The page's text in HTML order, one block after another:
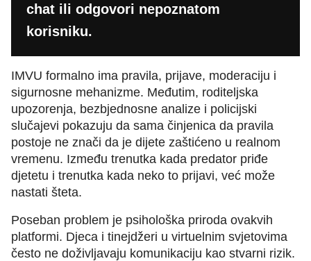
chat ili odgovori nepoznatom
korisniku.
IMVU formalno ima pravila, prijave, moderaciju i
sigurnosne mehanizme. Međutim, roditeljska
upozorenja, bezbjednosne analize i policijski
slučajevi pokazuju da sama činjenica da pravila
postoje ne znači da je dijete zaštićeno u realnom
vremenu. Između trenutka kada predator priđe
djetetu i trenutka kada neko to prijavi, već može
nastati šteta.
Poseban problem je psihološka priroda ovakvih
platformi. Djeca i tinejdžeri u virtuelnim svjetovima
često ne doživljavaju komunikaciju kao stvarni rizik.